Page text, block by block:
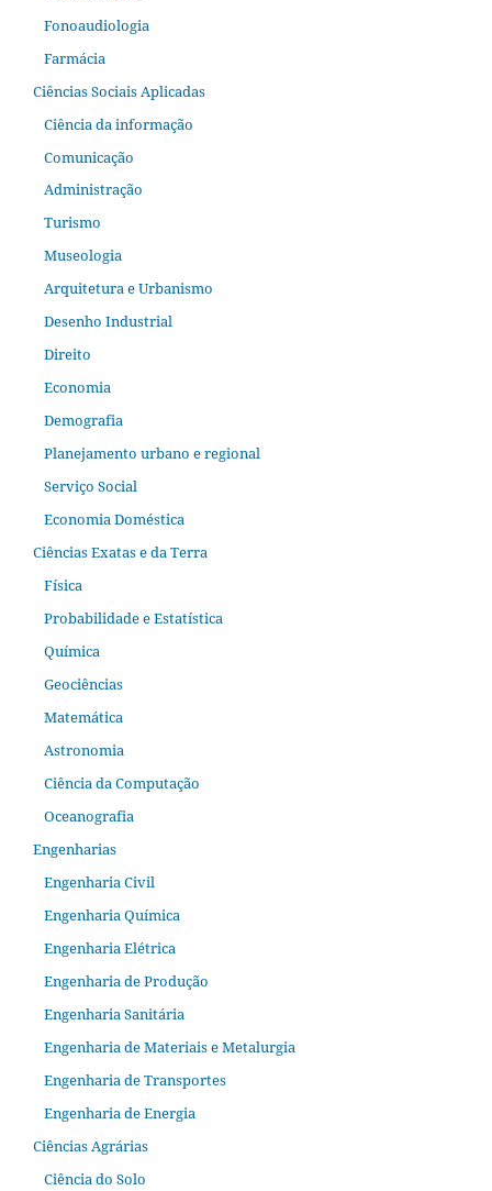
Fonoaudiologia
Farmácia
Ciências Sociais Aplicadas
Ciência da informação
Comunicação
Administração
Turismo
Museologia
Arquitetura e Urbanismo
Desenho Industrial
Direito
Economia
Demografia
Planejamento urbano e regional
Serviço Social
Economia Doméstica
Ciências Exatas e da Terra
Física
Probabilidade e Estatística
Química
Geociências
Matemática
Astronomia
Ciência da Computação
Oceanografia
Engenharias
Engenharia Civil
Engenharia Química
Engenharia Elétrica
Engenharia de Produção
Engenharia Sanitária
Engenharia de Materiais e Metalurgia
Engenharia de Transportes
Engenharia de Energia
Ciências Agrárias
Ciência do Solo